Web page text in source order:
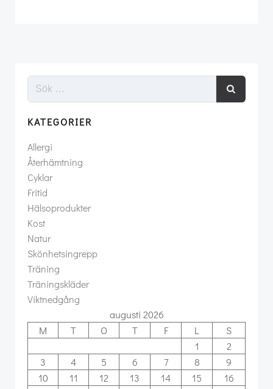
KATEGORIER
Allergi
Återhämtning
Cyklar
Fritid
Hälsoprodukter
Kost
Natur
Skönhetsingrepp
Träning
Träningskläder
Viktnedgång
augusti 2026
M
T O T F L
S
1
2
3
4 5 6 7 8
9
10
11 12 13 14 15
16